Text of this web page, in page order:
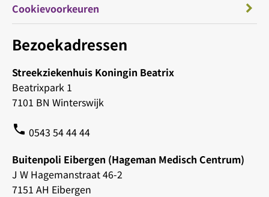
Bezoekadressen
Streekziekenhuis Koningin Beatrix
Beatrixpark 1
7101 BN Winterswijk
phone 0543 54 44 44
Buitenpoli Eibergen (Hageman Medisch Centrum)
J W Hagemanstraat 46-2
7151 AH Eibergen
Cookievoorkeuren